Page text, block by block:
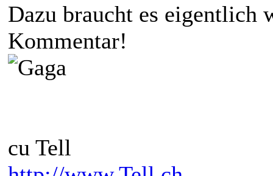
Dazu braucht es eigentlich
Kommentar!
cu Tell